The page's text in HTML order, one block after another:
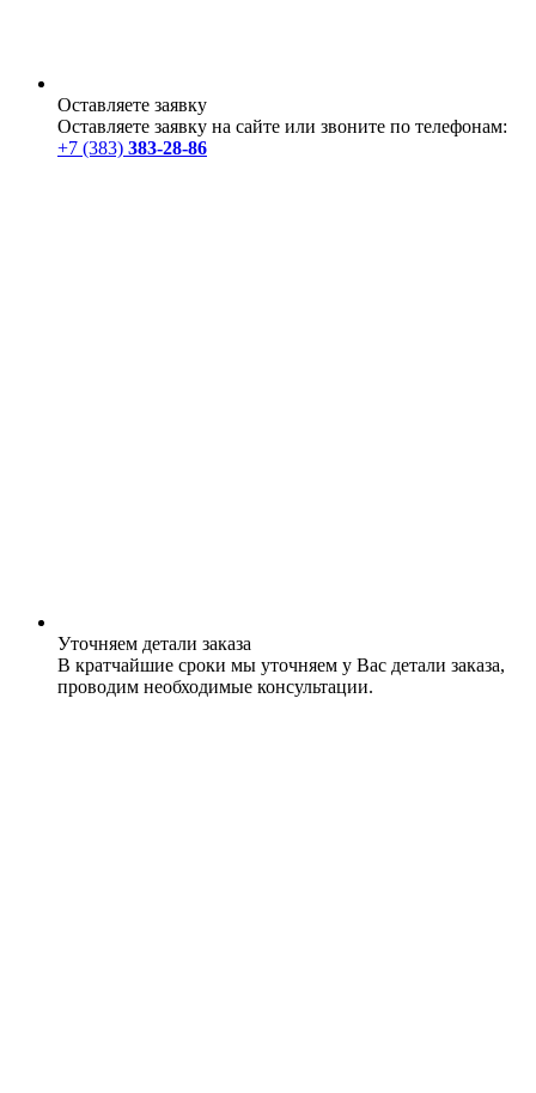
Оставляете заявку
Оставляете заявку на сайте или звоните по телефонам:
+7 (383) 383-28-86
Уточняем детали заказа
В кратчайшие сроки мы уточняем у Вас детали заказа,
проводим необходимые консультации.